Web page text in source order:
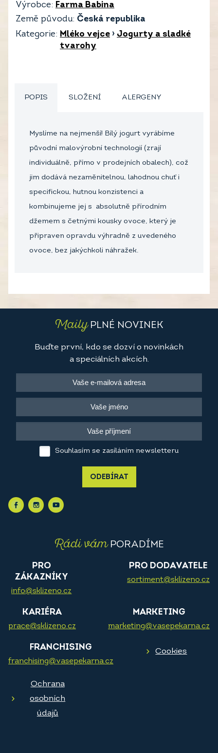
Výrobce: Farma Babina
Země původu: Česká republika
Kategorie: Mléko vejce › Jogurty a sladké
tvarohy
POPIS SLOŽENÍ ALERGENY
Myslíme na nejmenší! Bílý jogurt vyrábíme
původní malovýrobní technologií (zrají
individuálně, přímo v prodejních obalech), což
jim dodává nezaměnitelnou, lahodnou chuť i
specifickou, hutnou konzistenci a
kombinujeme jej s absolutně přírodním
džemem s četnými kousky ovoce, který je
připraven opravdu výhradně z uvedeného
ovoce, bez jakýchkoli náhražek.
MailyPLNÉ NOVINEK
Buďte první, kdo se dozví o novinkách
a speciálních akcích.
Souhlasím se zasíláním newsletteru
ODEBÍRAT
Rádi vámPORADÍME
PRO
ZÁKAZNÍKY
info@sklizeno.cz
PRO DODAVATELE
sortiment@sklizeno.cz
KARIÉRA
prace@sklizeno.cz
MARKETING
marketing@vasepekarna.cz
FRANCHISING
franchising@vasepekarna.cz
Cookies
Ochrana
osobních
údajů